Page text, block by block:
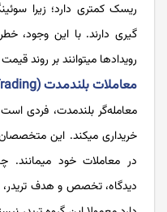
ریسک کمتری دارد؛ زیرا
گیری دارند. با این وجود،
رویدادها می­توانند بر روند قیمت
معاملات بلندمدت (Position Trading)
معامله­‌گر بلندمدت، فردی
خریداری می­کند. این
در معاملات خود می­مانند.
دیدگاه، تخصص و هدف تریدر،